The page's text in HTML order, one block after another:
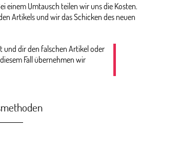
einem Umtausch teilen wir uns die Kosten.
Artikels und wir das Schicken des neuen
und dir den falschen Artikel oder
Fall übernehmen wir